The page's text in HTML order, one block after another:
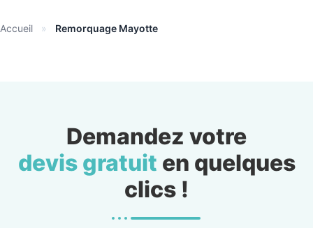
Accueil » Remorquage Mayotte
Demandez votre
devis gratuit en quelques
clics !